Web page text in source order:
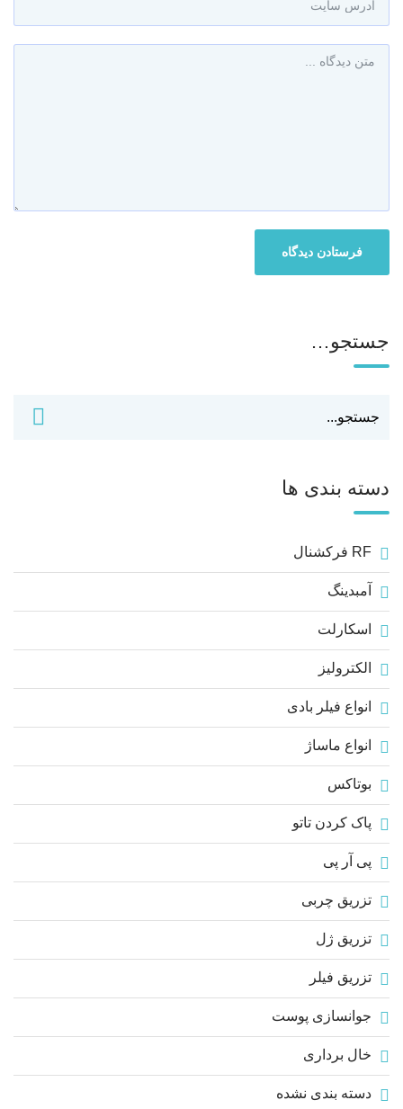
جستجو…
دسته بندی ها
RF فرکشنال
آمبدینگ
اسکارلت
الکترولیز
انواع فیلر بادی
انواع ماساژ
بوتاکس
پاک کردن تاتو
پی آر پی
تزریق چربی
تزریق ژل
تزریق فیلر
جوانسازی پوست
خال برداری
دسته بندی نشده